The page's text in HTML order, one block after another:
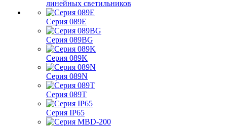
линейных светильников
Серия 089E
Серия 089BG
Серия 089K
Серия 089N
Серия 089T
Серия IP65